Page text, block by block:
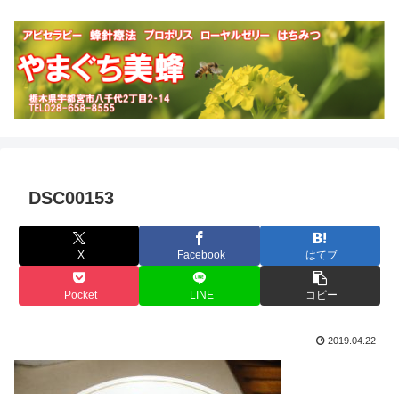
DSC00153
X Facebook はてブ
Pocket LINE コピー
2019.04.22